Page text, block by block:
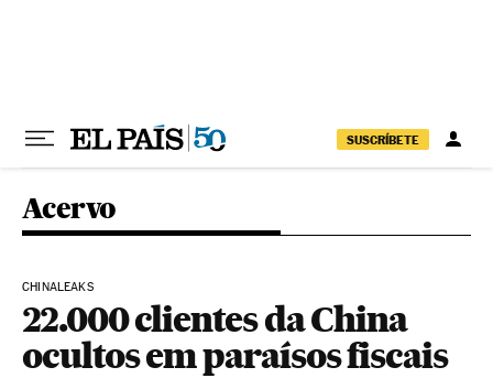
SUSCRÍBETE
Acervo
CHINALEAKS
22.000 clientes da China
ocultos em paraísos fiscais